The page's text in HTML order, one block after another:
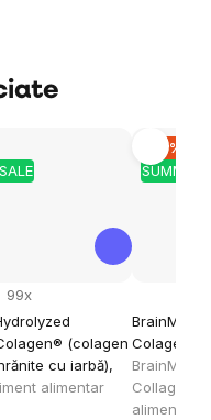
(colagen
cu iarbă),
alimentar
99x
SUMMER
–10 %
BrainMax
Colagen
BrainMax
Collagen
alimentar